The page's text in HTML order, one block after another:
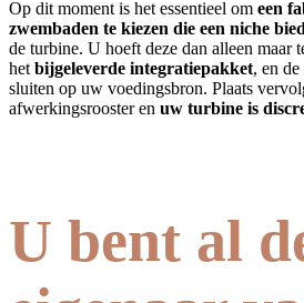
Op dit moment is het essentieel om een
zwembaden te kiezen die een niche
de turbine. U hoeft deze dan alleen maar
het bijgeleverde integratiepakket, en
sluiten op uw voedingsbron. Plaats
afwerkingsrooster en uw turbine is
U bent al